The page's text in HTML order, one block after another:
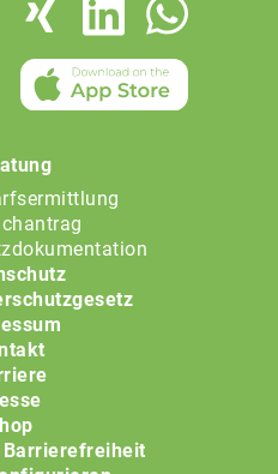
Barrierefreiheit